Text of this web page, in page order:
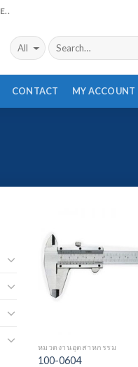
CONTACT MY ACCOUNT
หมวดงานอุตสาหกรรม
100-0604